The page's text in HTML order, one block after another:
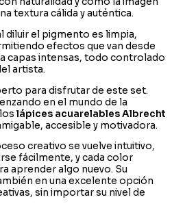
textura cálida y auténtica.
diluir el pigmento es limpia,
efectos que van desde
capas intensas, todo controlado
artista.
para disfrutar de este set.
en el mundo de la
lápices acuarelables Albrecht
accesible y motivadora.
creativo se vuelve intuitivo,
fácilmente, y cada color
aprender algo nuevo. Su
en una excelente opción
sin importar su nivel de